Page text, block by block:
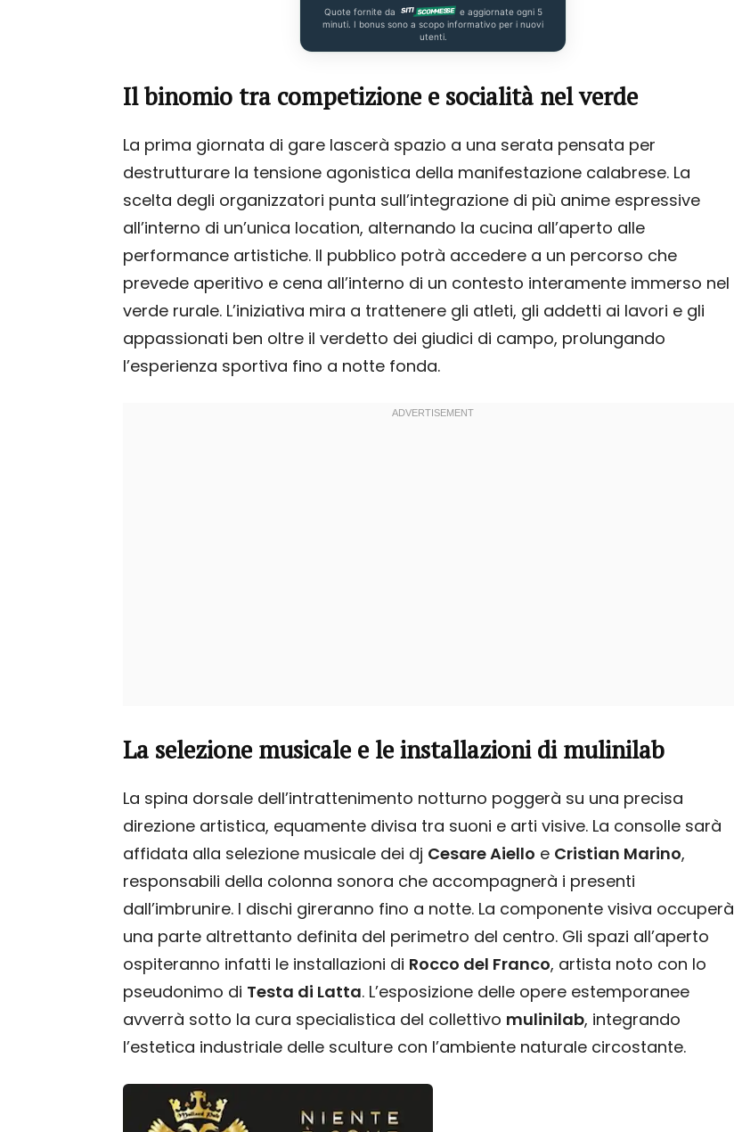
Quote fornite da
e aggiornate ogni 5
minuti. I bonus sono a scopo informativo per i nuovi
utenti.
Il binomio tra competizione e socialità nel verde
La prima giornata di gare lascerà spazio a una serata pensata per
destrutturare la tensione agonistica della manifestazione calabrese. La
scelta degli organizzatori punta sull’integrazione di più anime espressive
all’interno di un’unica location, alternando la cucina all’aperto alle
performance artistiche. Il pubblico potrà accedere a un percorso che
prevede aperitivo e cena all’interno di un contesto interamente immerso nel
verde rurale. L’iniziativa mira a trattenere gli atleti, gli addetti ai lavori e gli
appassionati ben oltre il verdetto dei giudici di campo, prolungando
l’esperienza sportiva fino a notte fonda.
La selezione musicale e le installazioni di mulinilab
La spina dorsale dell’intrattenimento notturno poggerà su una precisa
direzione artistica, equamente divisa tra suoni e arti visive. La consolle sarà
affidata alla selezione musicale dei dj Cesare Aiello e Cristian Marino,
responsabili della colonna sonora che accompagnerà i presenti
dall’imbrunire. I dischi gireranno fino a notte. La componente visiva occuperà
una parte altrettanto definita del perimetro del centro. Gli spazi all’aperto
ospiteranno infatti le installazioni di Rocco del Franco, artista noto con lo
pseudonimo di Testa di Latta. L’esposizione delle opere estemporanee
avverrà sotto la cura specialistica del collettivo mulinilab, integrando
l’estetica industriale delle sculture con l’ambiente naturale circostante.